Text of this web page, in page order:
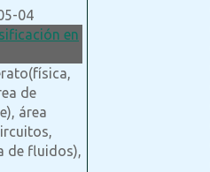
04
en
de
área
de fluidos),